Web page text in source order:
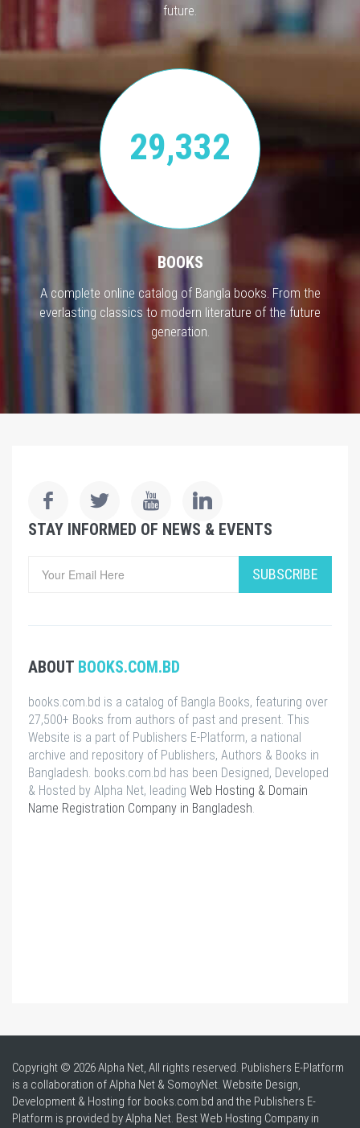
future.
29,332
BOOKS
A complete online catalog of Bangla books. From the
everlasting classics to modern literature of the future
generation.
STAY INFORMED OF NEWS & EVENTS
SUBSCRIBE
ABOUT BOOKS.COM.BD
books.com.bd is a catalog of Bangla Books, featuring over
27,500+ Books from authors of past and present. This
Website is a part of Publishers E-Platform, a national
archive and repository of Publishers, Authors & Books in
Bangladesh. books.com.bd has been Designed, Developed
& Hosted by Alpha Net, leading Web Hosting & Domain
Name Registration Company in Bangladesh
Copyright © 2026 Alpha Net, All rights reserved. Publishers E-Platform
is a collaboration of Alpha Net & SomoyNet. Website Design,
Development & Hosting for books.com.bd and the Publishers E-
Platform is provided by Alpha Net. BestWeb Hosting Company in